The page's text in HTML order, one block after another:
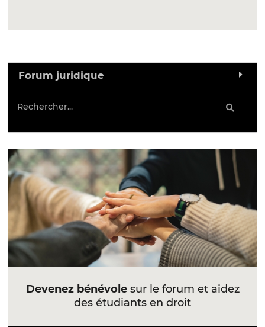
Forum juridique
Devenez bénévolesur le forum et aidez
des étudiants en droit